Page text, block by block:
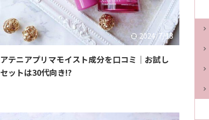
2024/7/13
アテニアプリマモイスト成分を口コミ｜お試し
セットは30代向き!?